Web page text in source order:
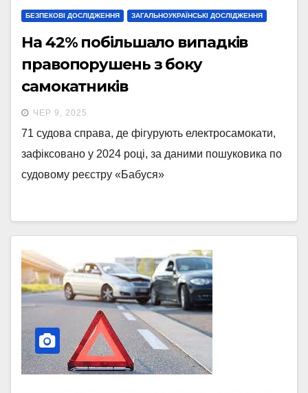
БЕЗПЕКОВІ ДОСЛІДЖЕННЯ ЗАГАЛЬНОУКРАЇНСЬКІ ДОСЛІДЖЕННЯ
На 42% побільшало випадків
правопорушень з боку
самокатників
ЧЕР 9, 2025
71 судова справа, де фігурують електросамокати,
зафіксовано у 2024 році, за даними пошуковика по
судовому реєстру «Бабуся»